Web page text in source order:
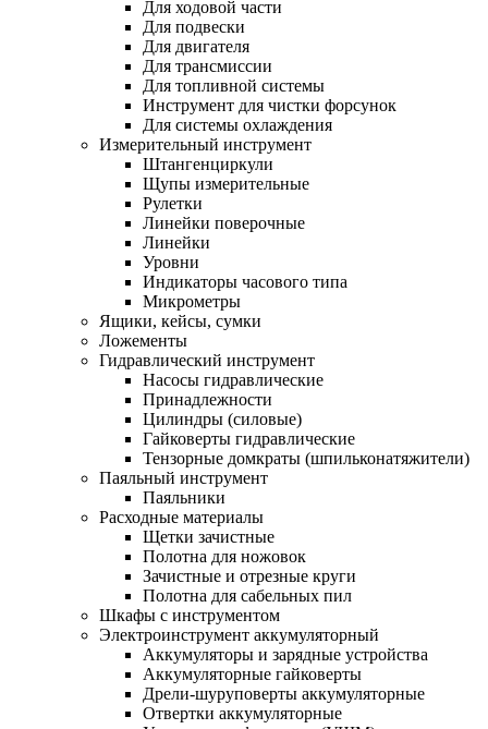
Для ходовой части
Для подвески
Для двигателя
Для трансмиссии
Для топливной системы
Инструмент для чистки форсунок
Для системы охлаждения
Измерительный инструмент
Штангенциркули
Щупы измерительные
Рулетки
Линейки поверочные
Линейки
Уровни
Индикаторы часового типа
Микрометры
Ящики, кейсы, сумки
Ложементы
Гидравлический инструмент
Насосы гидравлические
Принадлежности
Цилиндры (силовые)
Гайковерты гидравлические
Тензорные домкраты (шпильконатяжители)
Паяльный инструмент
Паяльники
Расходные материалы
Щетки зачистные
Полотна для ножовок
Зачистные и отрезные круги
Полотна для сабельных пил
Шкафы с инструментом
Электроинструмент аккумуляторный
Аккумуляторы и зарядные устройства
Аккумуляторные гайковерты
Дрели-шуруповерты аккумуляторные
Отвертки аккумуляторные